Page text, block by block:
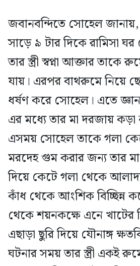
জবানবন্দিতে সোহেল
সাড়ে ৯ টার দিকে রামিসা
তার স্ত্রী স্বপ্না আক্তার তাকে
যায়। এরপর বাথরুমে নিয়ে
ধর্ষণ করে সোহেল। এতে
এর মধ্যে তার মা দরজায়
এসময় সোহেল তাকে গলা
মরদেহ গুম করার জন্য তার
দিয়ে কেটে গলা থেকে
কাঁধ থেকে আংশিক বিচ্ছিন্ন
থেকে শয়নকক্ষে এনে খাটের
এছাড়া ছুরি দিয়ে যৌনাঙ্গ
ঘটনার সময় তার স্ত্রী একই